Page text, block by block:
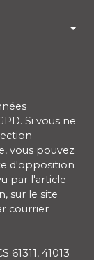
Si vous ne
vous pouvez
d'opposition
par l'article
sur le site
courrier
61311, 41013